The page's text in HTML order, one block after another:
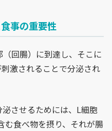
事の重要性
回腸）に到達し、そこに
激されることで分泌され
させるためには、L細胞
む食べ物を摂り、それが腸